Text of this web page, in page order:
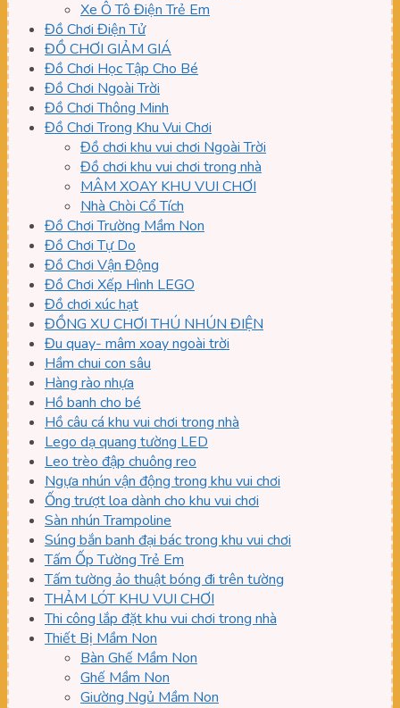
Xe Ô Tô Điện Trẻ Em
Đồ Chơi Điện Tử
ĐỒ CHƠI GIẢM GIÁ
Đồ Chơi Học Tập Cho Bé
Đồ Chơi Ngoài Trời
Đồ Chơi Thông Minh
Đồ Chơi Trong Khu Vui Chơi
Đồ chơi khu vui chơi Ngoài Trời
Đồ chơi khu vui chơi trong nhà
MÂM XOAY KHU VUI CHƠI
Nhà Chòi Cổ Tích
Đồ Chơi Trường Mầm Non
Đồ Chơi Tự Do
Đồ Chơi Vận Động
Đồ Chơi Xếp Hình LEGO
Đồ chơi xúc hạt
ĐỒNG XU CHƠI THÚ NHÚN ĐIỆN
Đu quay- mâm xoay ngoài trời
Hầm chui con sâu
Hàng rào nhựa
Hồ banh cho bé
Hồ câu cá khu vui chơi trong nhà
Lego dạ quang tường LED
Leo trèo đập chuông reo
Ngựa nhún vận động trong khu vui chơi
Ống trượt loa dành cho khu vui chơi
Sàn nhún Trampoline
Súng bắn banh đại bác trong khu vui chơi
Tấm Ốp Tường Trẻ Em
Tấm tường ảo thuật bóng đi trên tường
THẢM LÓT KHU VUI CHƠI
Thi công lắp đặt khu vui chơi trong nhà
Thiết Bị Mầm Non
Bàn Ghế Mầm Non
Ghế Mầm Non
Giường Ngủ Mầm Non